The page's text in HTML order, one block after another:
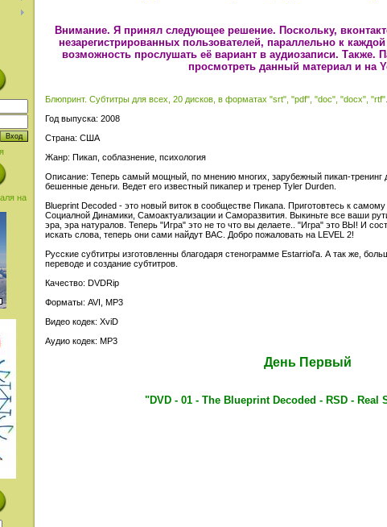
на
Внимание. Я принял следующее решение. Поскольку,
незарегистрированных пользователей, параллельно к
возможность прослушать её вариант в аудиозаписи. Также.
просмотреть данный материал и на
Блюпринт. Субтитры для всех, 20 дисков, в форматах "srt", "pdf", "doc", "docx", "rtf".
Год выпуска: 2008
Страна: США
Жанр: Пикап, соблазнение, психология
Описание: Теперь самый мощный, по мнению многих, зарубежный пикап-тренинг
бешенные деньги. Ведет его известный пикапер и тренер Tyler Durden.
Blueprint Decoded - это новый виток в сообществе Пикапа. Приготовтесь к
Социалной Динамики, Самоактуализации и Саморазвития. Выкиньте все ваши
эра, эра натуралов. Теперь "Игра" это не то что вы делаете.. "Игра" это ВЫ! И
искать слова, теперь они сами найдут ВАС. Добро пожаловать на LEVEL 2!
Русские субтитры изготовленны благодаря стенограмме Estarriol'a. А так же,
переводе и создание субтитров.
Качество: DVDRip
Форматы: AVI, MP3
Видео кодек: XviD
Аудио кодек: MP3
День Первый
"DVD - 01 - The Blueprint Decoded - RSD - Real